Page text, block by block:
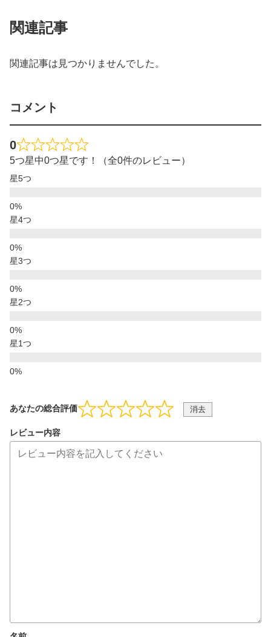
関連記事
関連記事は見つかりませんでした。
コメント
0
5つ星中0つ星です！（全0件のレビュー）
星5つ
星4つ
星3つ
星2つ
星1つ
あなたの総合評価 消去
レビュー内容